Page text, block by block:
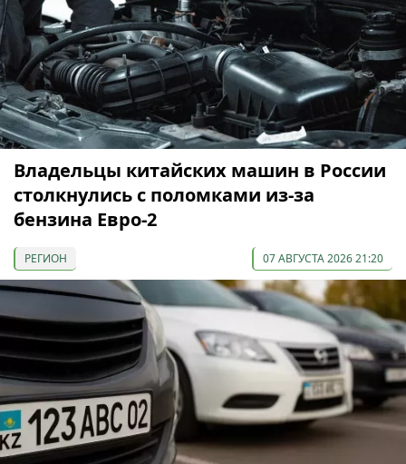
Владельцы китайских машин в России
столкнулись с поломками из-за
бензина Евро-2
РЕГИОН 07 АВГУСТА 2026 21:20